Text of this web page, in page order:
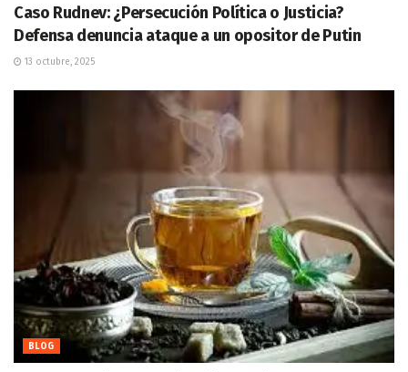
Caso Rudnev: ¿Persecución Política o Justicia?
Defensa denuncia ataque a un opositor de Putin
13 octubre, 2025
BLOG